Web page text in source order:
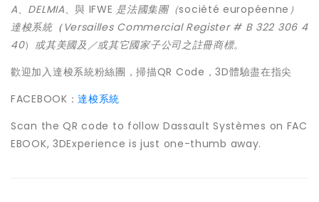
A、 DELMIA、與 IFWE 是法國集團（société européenne ）
達梭系統（ Versailles Commercial Register # B 322 306 4
40）或其美國及／或其它國家子公司之註冊商標。
歡迎加入達梭系統粉絲團，掃描QR Code，3D體驗盡在指尖
FACEBOOK：達梭系統
Scan the QR code to follow Dassault Systèmes on FAC
EBOOK, 3DExperience is just one-thumb away.